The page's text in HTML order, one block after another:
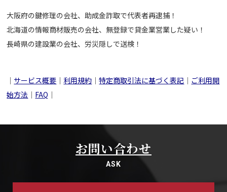
大阪府の鍵修理の会社、助成金詐取で代表者再逮捕！
北海道の情報商材販売の会社、無登録で貸金業営業した疑い！
長崎県の建設業の会社、労災隠しで送検！
｜ サービス概要 ｜利用規約 ｜特定商取引法に基づく表記 ｜ ご利用開
始方法 ｜ FAQ ｜
お問い合わせ
ASK